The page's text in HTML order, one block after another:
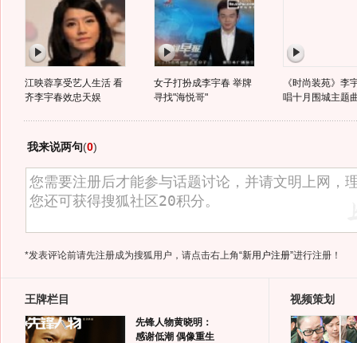
江映蓉享受艺人生活 看
齐李宇春效忠天娱
女子打扮成李宇春 举牌
寻找"海悦哥"
《时尚装苑》李
唱十月围城主题
我来说两句(0)
*发表评论前请先注册成为搜狐用户，请点击右上角“新用户注册”进行注册！
王牌栏目
先锋人物黄晓明：
感谢低潮 偶像重生
视频策划